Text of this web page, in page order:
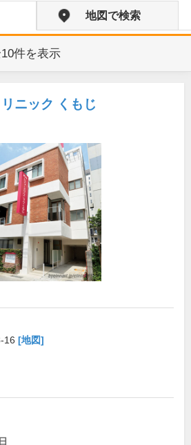
地図で検索
10件を表示
ニック くもじ
16 [地図]